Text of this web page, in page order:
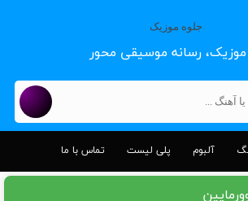
موزیک، رسانه موسیقی محور
آلبوم پلی لیست تماس با ما